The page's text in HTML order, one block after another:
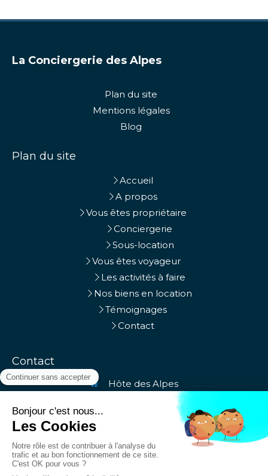
La Conciergerie des Alpes
Plan du site
Mentions légales
Blog
Plan du site
Accueil
A propos
Vous êtes propriétaire
Conciergerie
Sous-location
Vous êtes voyageur
Les activités à faire
Nos biens en location
Témoignages
Contact
Contact
Hôte des Alpes
Chambéry, Aix-les-Bains, Massif des Bauges
contact@hotedesalpes.fr
Prendre rendez-vous